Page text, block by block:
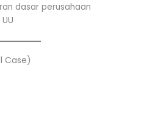
dasar perusahaan
Case)